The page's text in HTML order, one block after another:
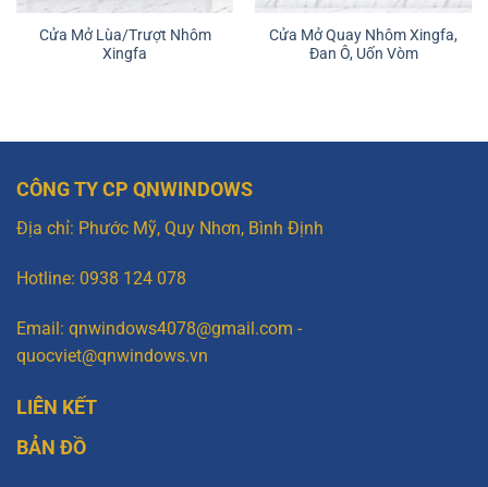
Cửa Mở Lùa/Trượt Nhôm
Xingfa
Cửa Mở Quay Nhôm Xingfa,
Đan Ô, Uốn Vòm
CÔNG TY CP QNWINDOWS
Địa chỉ: Phước Mỹ, Quy Nhơn, Bình Định
Hotline: 0938 124 078
Email: qnwindows4078@gmail.com -
quocviet@qnwindows.vn
LIÊN KẾT
BẢN ĐỒ